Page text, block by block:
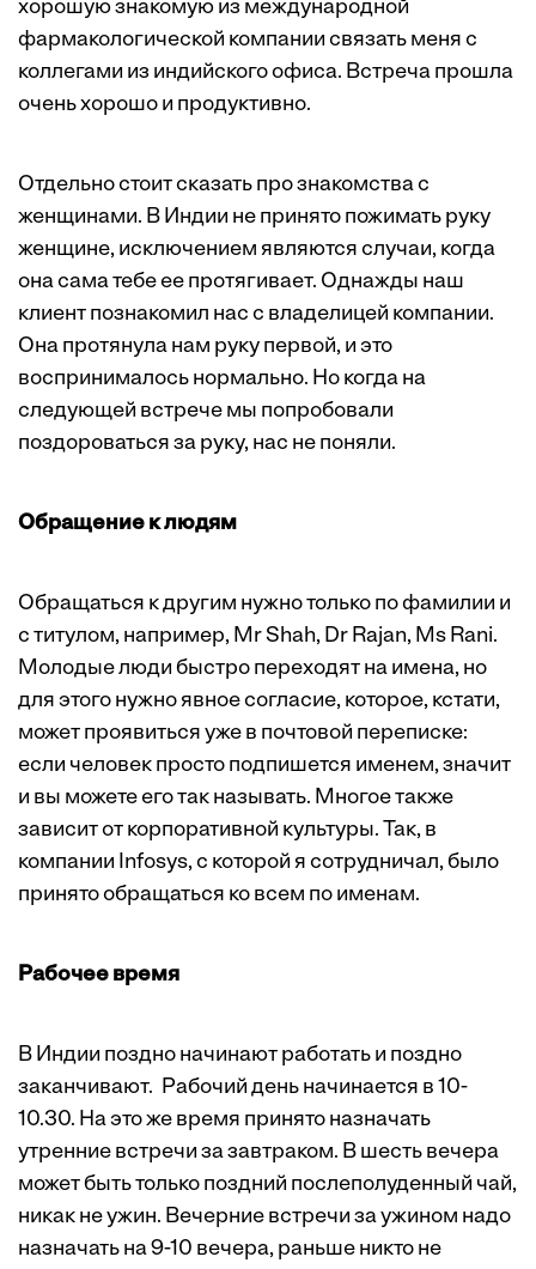
хорошую знакомую из международной
фармакологической компании связать меня с
коллегами из индийского офиса. Встреча прошла
очень хорошо и продуктивно.
Отдельно стоит сказать про знакомства с
женщинами. В Индии не принято пожимать руку
женщине, исключением являются случаи, когда
она сама тебе ее протягивает. Однажды наш
клиент познакомил нас с владелицей компании.
Она протянула нам руку первой, и это
воспринималось нормально. Но когда на
следующей встрече мы попробовали
поздороваться за руку, нас не поняли.
Обращение к людям
Обращаться к другим нужно только по фамилии и
с титулом, например, Mr Shah, Dr Rajan, Ms Rani.
Молодые люди быстро переходят на имена, но
для этого нужно явное согласие, которое, кстати,
может проявиться уже в почтовой переписке:
если человек просто подпишется именем, значит
и вы можете его так называть. Многое также
зависит от корпоративной культуры. Так, в
компании Infosys, с которой я сотрудничал, было
принято обращаться ко всем по именам.
Рабочее время
В Индии поздно начинают работать и поздно
заканчивают. Рабочий день начинается в 10-
10.30. На это же время принято назначать
утренние встречи за завтраком. В шесть вечера
может быть только поздний послеполуденный чай,
никак не ужин. Вечерние встречи за ужином надо
назначать на 9-10 вечера, раньше никто не